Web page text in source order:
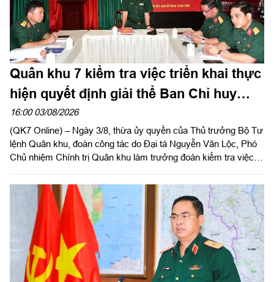
Quân khu 7 kiểm tra việc triển khai thực
hiện quyết định giải thể Ban Chỉ huy
PTKV tại TP Đồng Nai và tỉnh Lâm Đồng
16:00 03/08/2026
(QK7 Online) – Ngày 3/8, thừa ủy quyền của Thủ trưởng Bộ Tư
lệnh Quân khu, đoàn công tác do Đại tá Nguyễn Văn Lộc, Phó
Chủ nhiệm Chính trị Quân khu làm trưởng đoàn kiểm tra việc
PTKV, điều chuyển, thành lập các đơn vị trực thuộc Bộ CHQS
TP Đồng Nai và Bộ CHQS tỉnh Lâm Đồng.